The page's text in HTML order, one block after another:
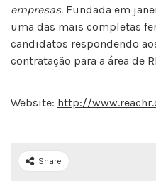
empresas. Fundada em
uma das mais completas
candidatos respondendo
contratação para a área de
Website: http://
Share